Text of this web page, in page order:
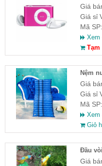
Giá
Giá sỉ
Mã SP:
Xem
Tạm
Nệm
Giá
Giá sỉ
Mã SP:
Xem
Giỏ
Đầu
Giá